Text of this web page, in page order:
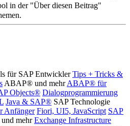
in der "Über diesen Beitrag"
für SAP Entwickler Tips + Tricks &
ABAP® und mehr ABAP® für
Objects® Dialogprogrammierung
Java & SAP® SAP Technologie
Anfänger Fiori, UI5, JavaScript SAP
mehr Exchange Infrastructure